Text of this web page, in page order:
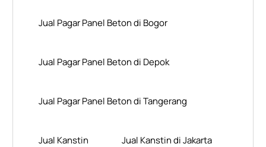
Jual Pagar Panel Beton di Bogor
Jual Pagar Panel Beton di Depok
Jual Pagar Panel Beton di Tangerang
Jual Kanstin Jual Kanstin di Jakarta